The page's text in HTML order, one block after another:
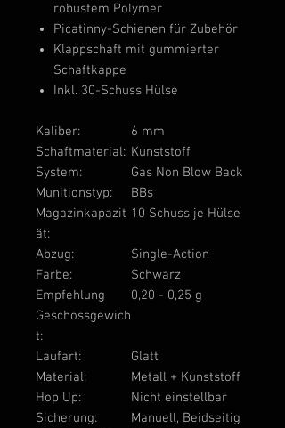
robustem Polymer
Picatinny-Schienen für Zubehör
Klappschaft mit gummierter
Schaftkappe
Inkl. 30-Schuss Hülse
Kaliber:
6 mm
Schaftmaterial: Kunststoff
System:
Gas Non Blow Back
Munitionstyp:
BBs
Magazinkapazit
ät:
10 Schuss je Hülse
Abzug:
Single-Action
Farbe:
Schwarz
Empfehlung
Geschossgewich
t:
0,20 - 0,25 g
Laufart:
Glatt
Material:
Metall + Kunststoff
Hop Up:
Nicht einstellbar
Sicherung:
Manuell, Beidseitig